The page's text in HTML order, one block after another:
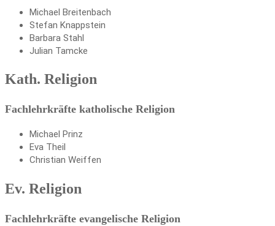
Michael Breitenbach
Stefan Knappstein
Barbara Stahl
Julian Tamcke
Kath. Religion
Fachlehrkräfte katholische Religion
Michael Prinz
Eva Theil
Christian Weiffen
Ev. Religion
Fachlehrkräfte evangelische Religion